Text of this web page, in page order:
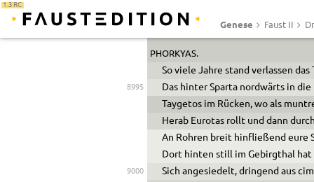
1.3 RC
Genese Faust II
Ist dir denn so das Schelten
Daß ohne Tadeln du keine Lippe
PHORKYAS.
So viele Jahre stand verlassen das
8995
Das hinter Sparta nordwärts in
Taygetos im Rücken, wo als
Herab Eurotas rollt und dann
An Rohren breit hinfließend eure
Dort hinten still im Gebirgthal hat
9000
Sich angesiedelt, dringend aus